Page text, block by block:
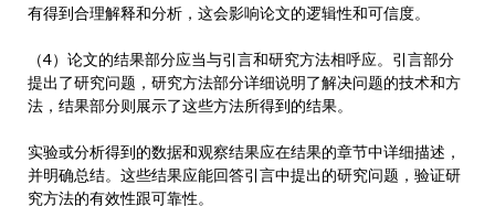
有得到合理解释和分析，这会影响论文的逻辑性和可信度。
（4）论文的结果部分应当与引言和研究方法相呼应。引言部分
提出了研究问题，研究方法部分详细说明了解决问题的技术和方
法，结果部分则展示了这些方法所得到的结果。
实验或分析得到的数据和观察结果应在结果的章节中详细描述，
并明确总结。这些结果应能回答引言中提出的研究问题，验证研
究方法的有效性跟可靠性。